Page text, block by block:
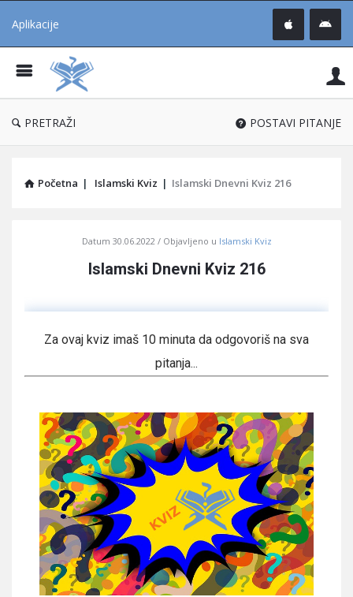
Aplikacije
®
PRETRAŽI POSTAVI PITANJE
Početna | Islamski Kviz | Islamski Dnevni Kviz 216
Datum 30.06.2022 Objavljeno u Islamski Kviz
Islamski Dnevni Kviz 216
Za ovaj kviz imaš 10 minuta da odgovoriš na sva
pitanja...